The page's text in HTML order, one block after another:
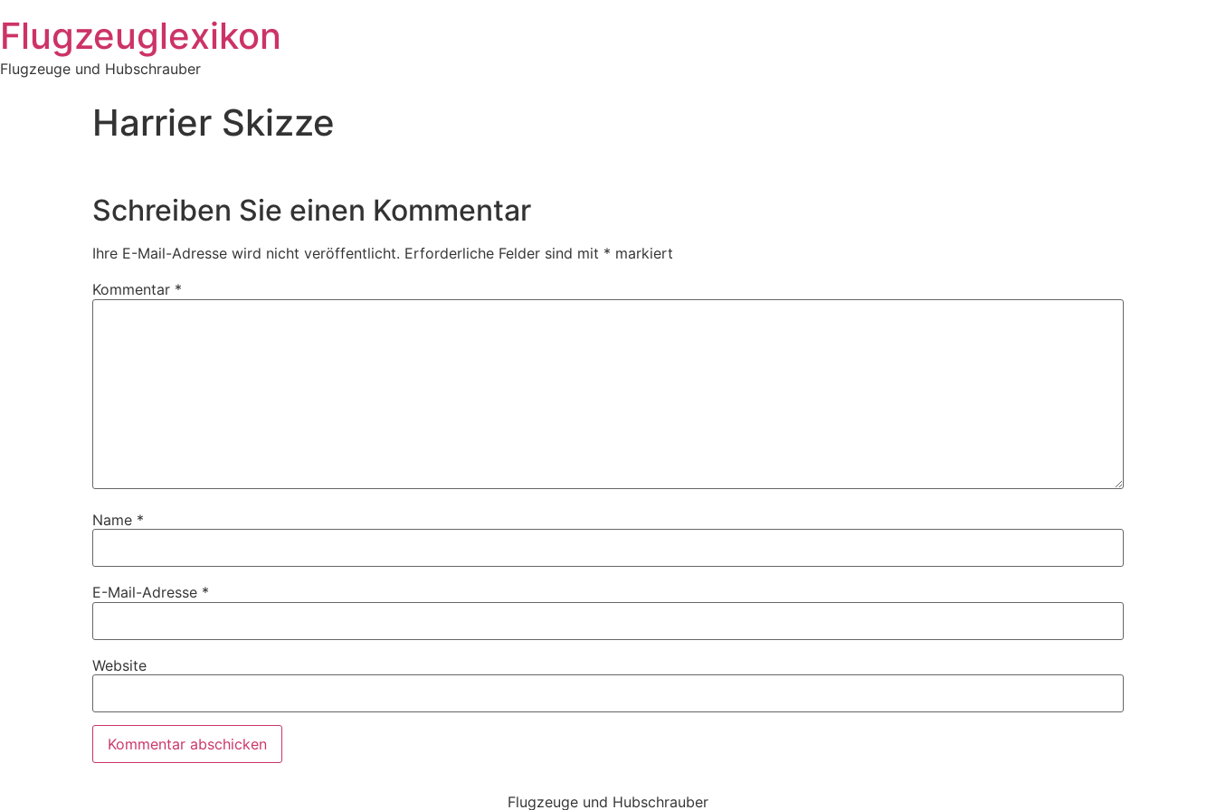
Inhalt
springen
Flugzeuglexikon
Flugzeuge und Hubschrauber
Harrier Skizze
Schreiben Sie einen Kommentar
Ihre E-Mail-Adresse wird nicht veröffentlicht. Erforderliche Felder sind mit * markiert
Kommentar *
Name *
E-Mail-Adresse *
Website
Flugzeuge und Hubschrauber